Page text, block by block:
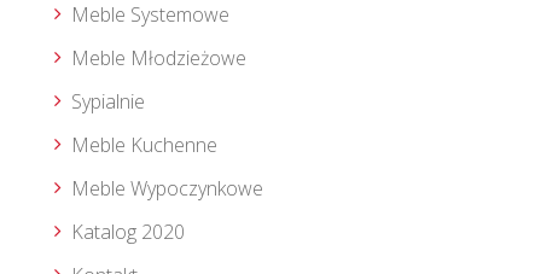
Meble Systemowe
Meble Młodzieżowe
Sypialnie
Meble Kuchenne
Meble Wypoczynkowe
Katalog 2020